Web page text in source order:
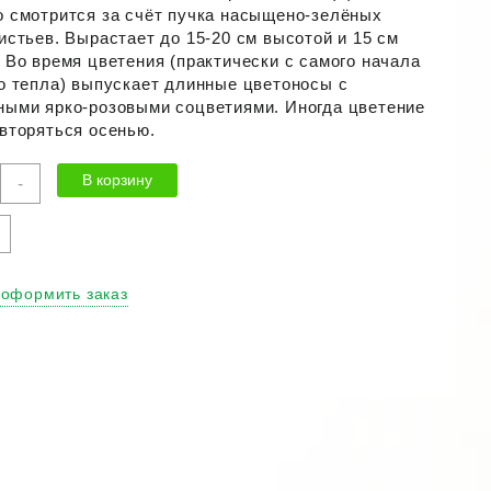
смотрится за счёт пучка насыщено-зелёных
Вырастает до 15-20 см высотой и 15 см
время цветения (практически с самого начала
тепла) выпускает длинные цветоносы с
ярко-розовыми соцветиями. Иногда цветение
осенью.
- В корзину
заказ